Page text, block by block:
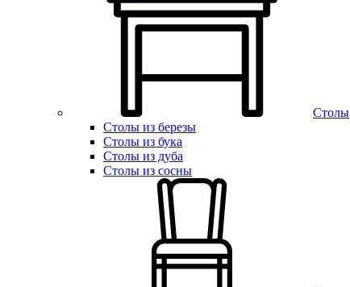
Столы
Столы из березы
Столы из бука
Столы из дуба
Столы из сосны